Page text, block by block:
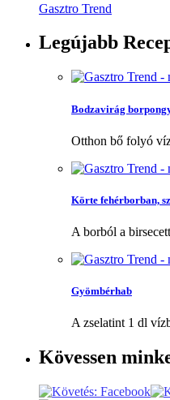
Gasztro Trend
Legújabb
Bodzavirág
Otthon bő folyó
Körte fehérborban,
A borból a
Gyömbérhab
A zselatint 1 dl
Kövessen